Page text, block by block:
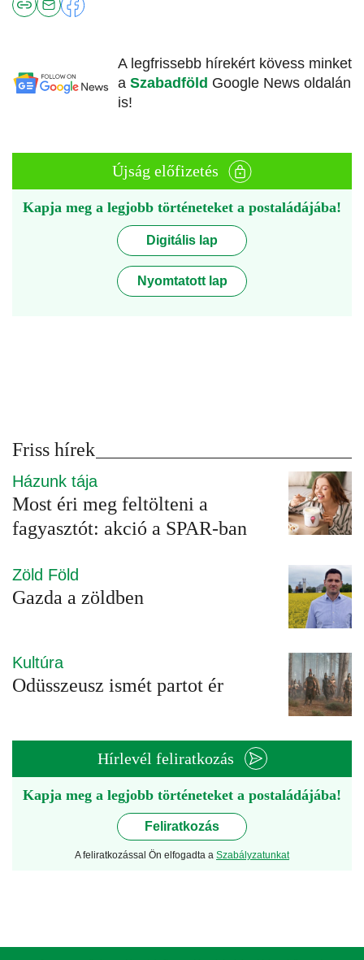
A legfrissebb hírekért kövess minket
a Szabadföld Google News oldalán
is!
Újság előfizetés
Kapja meg a legjobb történeteket a postaládájába!
Digitális lap
Nyomtatott lap
Friss hírek
Házunk tája
Most éri meg feltölteni a
fagyasztót: akció a SPAR-ban
Zöld Föld
Gazda a zöldben
Kultúra
Odüsszeusz ismét partot ér
Hírlevél feliratkozás
Kapja meg a legjobb történeteket a postaládájába!
Feliratkozás
A feliratkozással Ön elfogadta a Szabályzatunkat